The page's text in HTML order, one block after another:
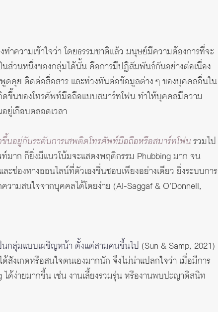
ำความเข้าใจว่า โดยธรรมชาติแล้ว มนุษย์มีความต้องการที่จะ
ส่วนหนึ่งของกลุ่มได้นั้น คือการมีปฏิสัมพันธ์กันอย่างต่อเนื่อง
ดคุย ติดต่อสื่อสาร และท่วงทันต่อข้อมูลต่าง ๆ ของบุคคลอื่นใน
ขึ้นของโทรศัพท์มือถือแบบสมาร์ทโฟน ทำให้บุคคลมีความ
ยู่เกือบตลอดเวลา
นอยู่กับระดับการเสพติดโทรศัพท์มือถือหรือสมาร์ทโฟนรวมไป
มาก ก็ยิ่งมีแนวโน้มจะแสดงพฤติกรรม Phubbing มาก จน
ช่องทางออนไลน์ที่ตัวเองชื่นชอบเพียงอย่างเดียว ยิ่งระบบการ
ามสนใจจากบุคคลได้โดยง่าย (Al‐Saggaf & O’Donnell,
กลุ่มแบบเผชิญหน้า ตั้งแต่สามคนขึ้นไป (Sun & Samp, 2021)
งเกตหรือสนใจตนเองมากนัก จึงไม่น่าแปลกใจว่า เมื่อมีการ
ด้ง่ายมากขึ้น เช่น งานเลี้ยงรวมรุ่น หรืองานพบปะญาติสนิท